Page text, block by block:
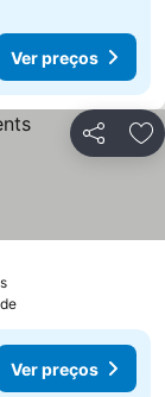
Ver preços
Partilhar
Ver preços